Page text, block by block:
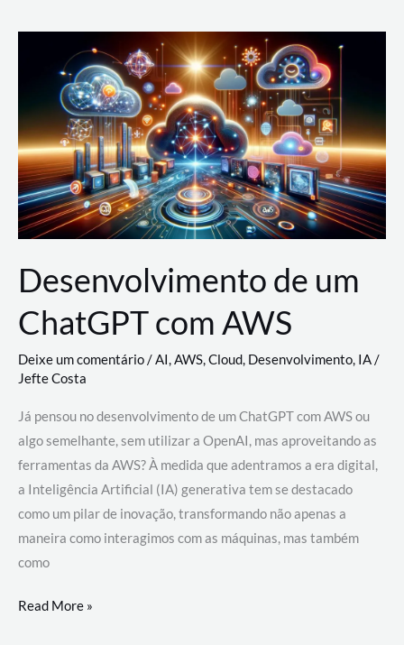
Nuvem:
Google
Cloud,
AWS
e
Azure
Desenvolvimento de um
ChatGPT com AWS
Deixe um comentário/AI,AWS,Cloud, Desenvolvimento, IA/
Jefte Costa
Já pensou no desenvolvimento de um ChatGPT com AWS ou
algo semelhante, sem utilizar a OpenAI, mas aproveitando as
ferramentas da AWS? À medida que adentramos a era digital,
a Inteligência Artificial (IA) generativa tem se destacado
como um pilar de inovação, transformando não apenas a
maneira como interagimos com as máquinas, mas também
como
Desenvolvimento
Read More »